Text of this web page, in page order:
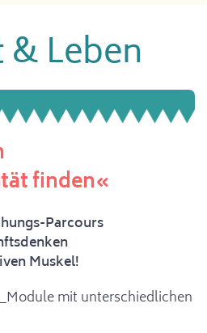
Leben
finden«
Parcours
Muskel!
mit unterschiedlichen